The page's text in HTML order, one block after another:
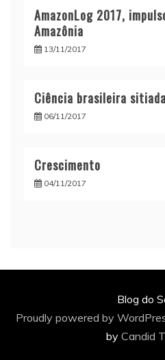
AmazonLog 2017,
Amazônia
13/11/2017
Ciência brasileira sitiada
06/11/2017
Crescimento
04/11/2017
Blog do
Proudly powered by
by Candid